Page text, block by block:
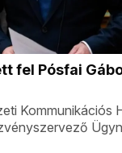
fel Pósfai
Kommunikációs